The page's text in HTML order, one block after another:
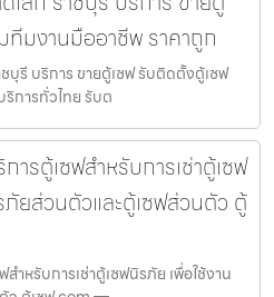
มงานมืออาชีพ ราคาถูก
บุรี บริการ ขายตู้เซฟ รับติดตั้งตู้เซฟ
การทั่วไทย รับต
รตู้เซฟสำหรับการเช่าตู้เซฟ
ยส่วนตัวและตู้เซฟส่วนตัว ตู้
หรับการเช่าตู้เซฟนิรภัย เพื่อใช้งาน